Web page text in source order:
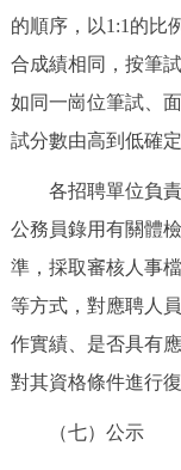
的順序，以1:1的比
合成績相同，按筆
如同一崗位筆試、
試分數由高到低確
各招聘單位負責
公務員錄用有關體
準，採取審核人事
等方式，對應聘人
作實績、是否具有
對其資格條件進行復
（七）公示